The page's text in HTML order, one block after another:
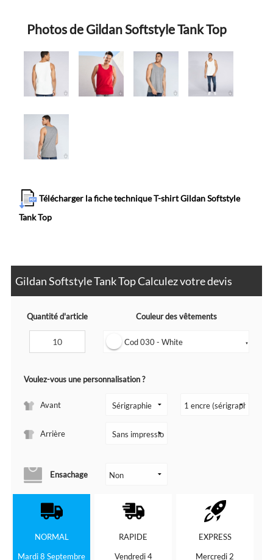
Photos de Gildan Softstyle Tank Top
Télécharger la fiche technique T-shirt Gildan Softstyle
Tank Top
Gildan Softstyle Tank Top Calculez votre devis
Quantité d'article Couleur des vêtements
Cod 030 - White ▼
Voulez-vous une personnalisation ?
Avant
Arrière
Ensachage
NORMAL
Mardi 8 Septembre
RAPIDE
Vendredi 4
EXPRESS
Mercredi 2